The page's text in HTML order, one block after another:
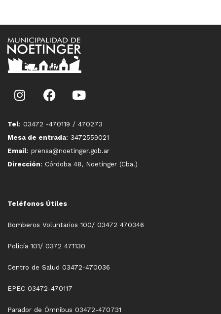
Tel: 03472 -470119 / 470273
Mesa de entrada: 3472559021
Email: prensa@noetinger.gob.ar
Dirección: Córdoba 48, Noetinger (Cba.)
Teléfonos Útiles
Bomberos Voluntarios 100/ 03472 470346
Policía 101/ 0372 471130
Centro de Salud 03472-470036
EPEC 03472-470117
Parador de Ómnibus 03472-470731